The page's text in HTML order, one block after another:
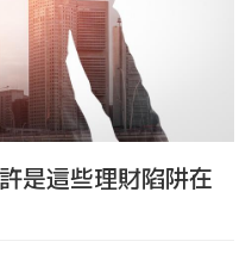
是這些理財陷阱在